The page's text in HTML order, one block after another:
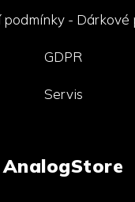
podmínky - Dárkové
GDPR
Servis
AnalogStore